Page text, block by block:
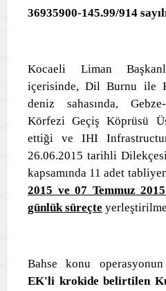
36935900-145.99/914
Kocaeli Liman
içerisinde, Dil Burnu ile
deniz sahasında,
Körfezi Geçiş Köprüsü
ettiği ve IHI
26.06.2015 tarihli
kapsamında 11 adet
2015 ve 07 Temmuz
günlük süreçte
Bahse konu
EK'li krokide belirtilen